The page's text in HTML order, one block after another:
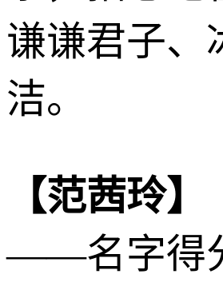
谦谦君子、
洁。
【范茜玲】
——名字得